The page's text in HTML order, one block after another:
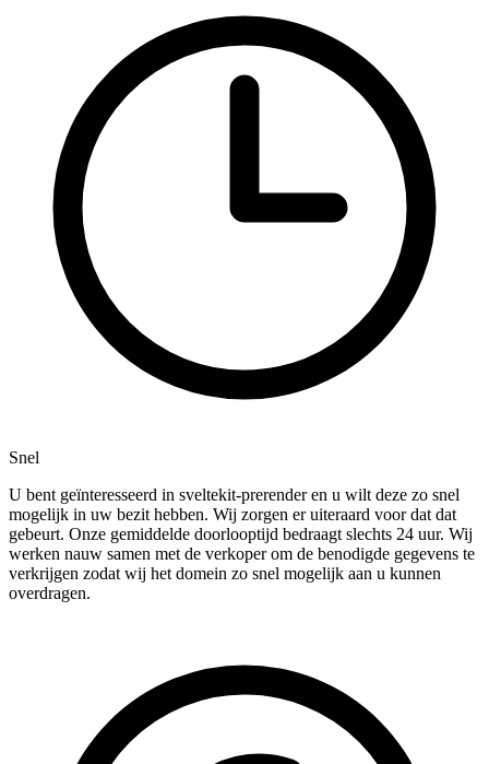
Snel
U bent geïnteresseerd in sveltekit-prerender en u wilt deze zo snel
mogelijk in uw bezit hebben. Wij zorgen er uiteraard voor dat dat
gebeurt. Onze gemiddelde doorlooptijd bedraagt slechts 24 uur. Wij
werken nauw samen met de verkoper om de benodigde gegevens te
verkrijgen zodat wij het domein zo snel mogelijk aan u kunnen
overdragen.